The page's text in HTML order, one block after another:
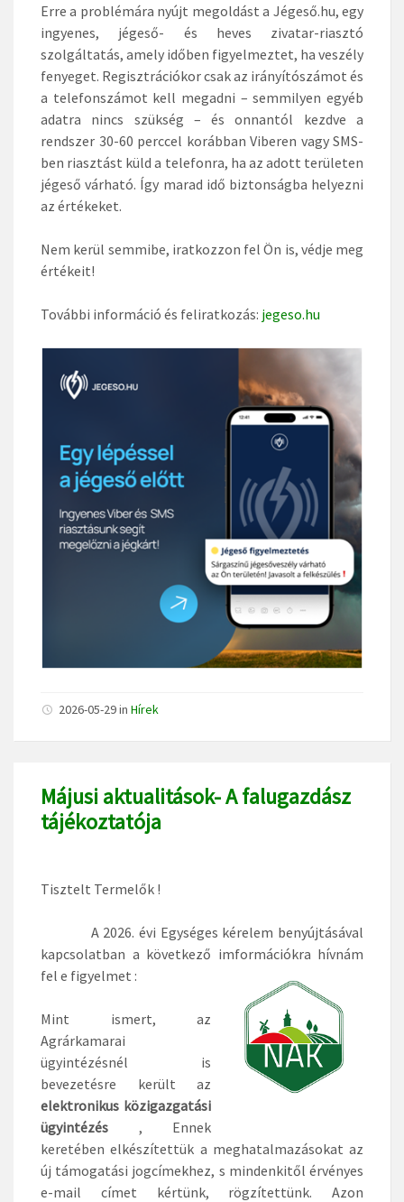
Erre a problémára nyújt megoldást a Jégeső.hu, egy
ingyenes, jégeső- és heves zivatar-riasztó
szolgáltatás, amely időben figyelmeztet, ha veszély
fenyeget. Regisztrációkor csak az irányítószámot és
a telefonszámot kell megadni – semmilyen egyéb
adatra nincs szükség – és onnantól kezdve a
rendszer 30-60 perccel korábban Viberen vagy SMS-
ben riasztást küld a telefonra, ha az adott területen
jégeső várható. Így marad idő biztonságba helyezni
az értékeket.
Nem kerül semmibe, iratkozzon fel Ön is, védje meg
értékeit!
További információ és feliratkozás: jegeso.hu
2026-05-29in Hírek
Májusi aktualitások- A falugazdász
tájékoztatója
Tisztelt Termelők !
A 2026. évi Egységes kérelem benyújtásával
kapcsolatban a következő imformációkra hívnám
fel e figyelmet :
Mint ismert, az
Agrárkamarai
ügyintézésnél is
bevezetésre került az
elektronikus közigazgatási
ügyintézés , Ennek
keretében elkészítettük a meghatalmazásokat az
új támogatási jogcímekhez, s mindenkitől érvényes
e-mail címet kértünk, rögzítettünk. Azon